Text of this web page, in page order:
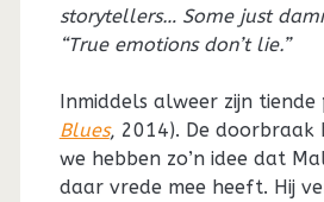
storytellers… Some just
“True emotions don’t lie.”
Inmiddels alweer zijn
Blues, 2014). De
we hebben zo’n idee dat
daar vrede mee heeft. Hij